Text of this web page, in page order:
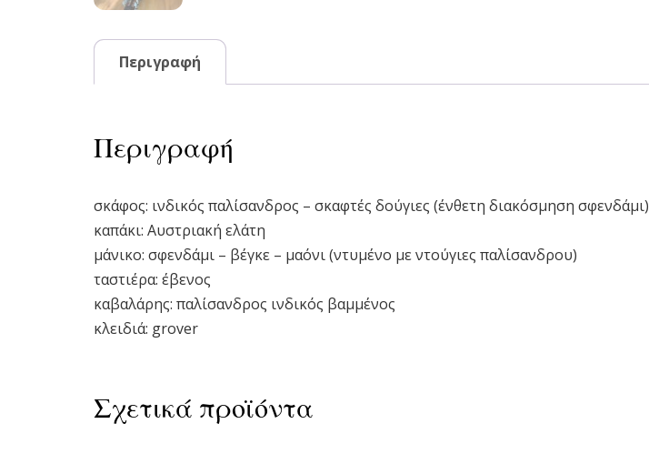
Περιγραφή
Περιγραφή
σκάφος: ινδικός παλίσανδρος – σκαφτές δούγιες (ένθετη διακόσμηση σφενδάμι)
καπάκι: Αυστριακή ελάτη
μάνικο: σφενδάμι – βέγκε – μαόνι (ντυμένο με ντούγιες παλίσανδρου)
ταστιέρα: έβενος
καβαλάρης: παλίσανδρος ινδικός βαμμένος
κλειδιά: grover
Σχετικά προϊόντα